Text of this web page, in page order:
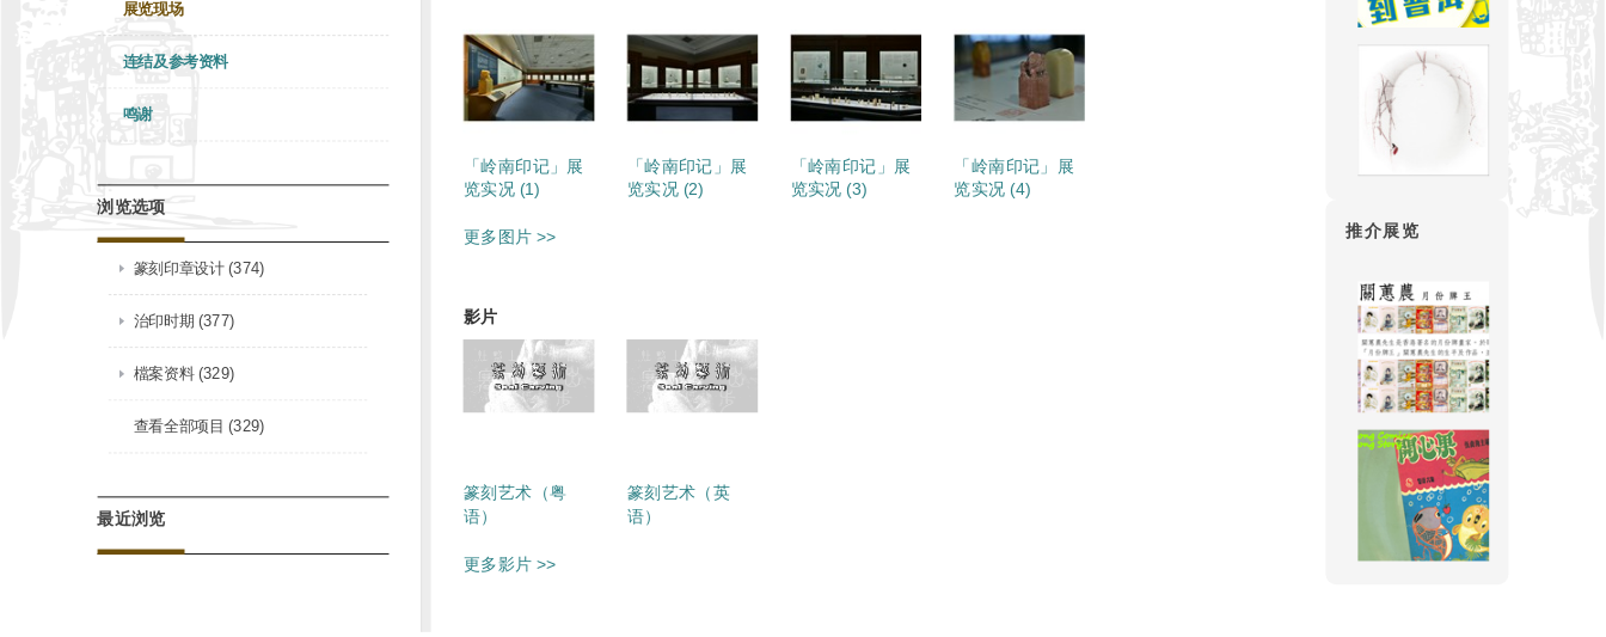
展览现场
连结及参考资料
鸣谢
浏览选项
篆刻印章设计 (374)
治印时期 (377)
檔案资料 (329)
查看全部项目 (329)
最近浏览
「岭南印记」展
览实况 (1)
「岭南印记」展
览实况 (2)
「岭南印记」展
览实况 (3)
「岭南印记」展
览实况 (4)
更多图片 >>
影片
篆刻艺术（粤
语）
篆刻艺术（英
语）
更多影片 >>
推介展览